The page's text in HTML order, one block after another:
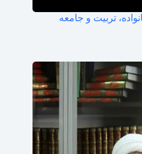
تربیت و جامعه